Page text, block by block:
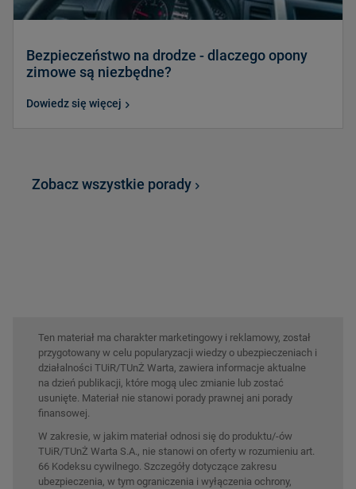
Bezpieczeństwo na drodze - dlaczego opony
zimowe są niezbędne?
Dowiedz się więcej
Zobacz wszystkie porady
Ten materiał ma charakter marketingowy i reklamowy, został
przygotowany w celu popularyzacji wiedzy o ubezpieczeniach i
działalności TUiR/TUnŻ Warta, zawiera informacje aktualne
na dzień publikacji, które mogą ulec zmianie lub zostać
usunięte. Materiał nie stanowi porady prawnej ani porady
finansowej.
W zakresie, w jakim materiał odnosi się do produktu/-ów
TUiR/TUnŻ Warta S.A., nie stanowi on oferty w rozumieniu art.
66 Kodeksu cywilnego. Szczegóły dotyczące zakresu
ubezpieczenia, w tym ograniczenia i wyłączenia ochrony,